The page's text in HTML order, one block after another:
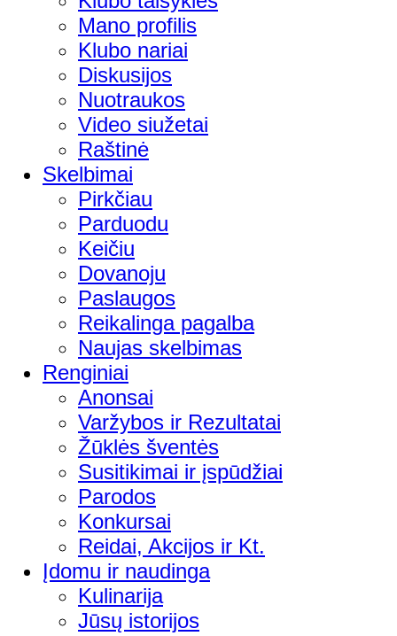
Mano profilis
Klubo nariai
Diskusijos
Nuotraukos
Video siužetai
Raštinė
Skelbimai
Pirkčiau
Parduodu
Keičiu
Dovanoju
Paslaugos
Reikalinga pagalba
Naujas skelbimas
Renginiai
Anonsai
Varžybos ir Rezultatai
Žūklės šventės
Susitikimai ir įspūdžiai
Parodos
Konkursai
Reidai, Akcijos ir Kt.
Įdomu ir naudinga
Kulinarija
Jūsų istorijos